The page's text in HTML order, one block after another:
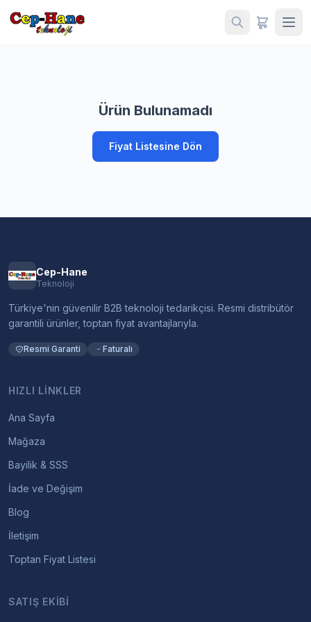
Ürün Bulunamadı
Fiyat Listesine Dön
Cep-Hane
Teknoloji
Türkiye'nin güvenilir B2B teknoloji tedarikçisi. Resmi distribütör
garantili ürünler, toptan fiyat avantajlarıyla.
Resmi Garanti Faturalı
HIZLI LINKLER
Ana Sayfa
Mağaza
Bayilik & SSS
İade ve Değişim
Blog
İletişim
Toptan Fiyat Listesi
SATIŞ EKIBI